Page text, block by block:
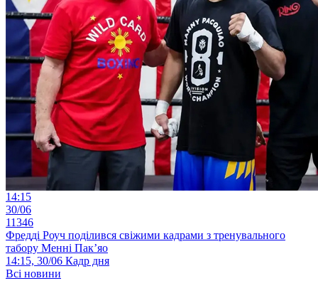
14:15
30/06
11346
Фредді Роуч поділився свіжими кадрами з тренувального
табору Менні Пак’яо
14:15, 30/06 Кадр дня
Всі новини